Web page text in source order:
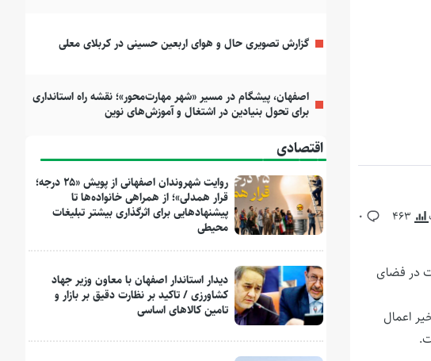
463
0
در فضای
اعمال
گزارش تصویری حال و هوای اربعین حسینی در کربلای معلی
اصفهان، پیشگام در مسیر «شهر مهارت‌محور»؛ نقشه راه استانداری
برای تحول بنیادین در اشتغال و آموزش‌های نوین
اقتصادی
روایت شهروندان اصفهانی از پویش «۲۵ درجه؛
قرار همدلی»؛ از همراهی خانواده‌ها تا
پیشنهادهایی برای اثرگذاری بیشتر تبلیغات
محیطی
دیدار استاندار اصفهان با معاون وزیر جهاد
کشاورزی / تاکید بر نظارت دقیق بر بازار و
تامین کالاهای اساسی